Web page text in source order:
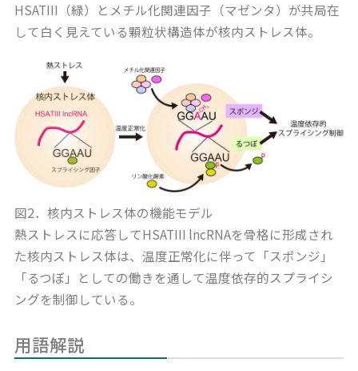
HSATIII（緑）とメチル化関連因子（マゼンタ）が共局在
して白く見えている顆粒状構造体が核内ストレス体。
図2．核内ストレス体の機能モデル
熱ストレスに応答してHSATIII lncRNAを骨格に形成され
た核内ストレス体は、温度正常化に伴って「スポンジ」
「るつぼ」としての働きを通して温度依存的スプライシ
ングを制御している。
用語解説